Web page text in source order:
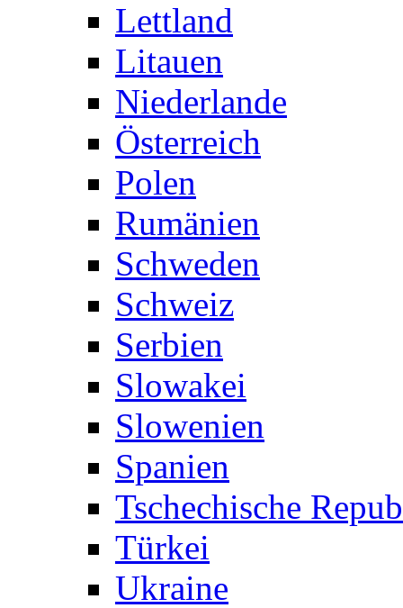
Lettland
Litauen
Niederlande
Österreich
Polen
Rumänien
Schweden
Schweiz
Serbien
Slowakei
Slowenien
Spanien
Tschechische
Türkei
Ukraine